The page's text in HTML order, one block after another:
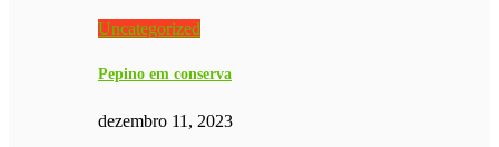
Uncategorized
Pepino em conserva
dezembro 11, 2023